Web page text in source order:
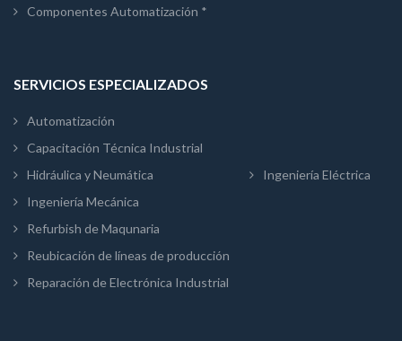
Componentes Automatización *
SERVICIOS ESPECIALIZADOS
Automatización
Capacitación Técnica Industrial
Hidráulica y Neumática
Ingeniería Eléctrica
Ingeniería Mecánica
Refurbish de Maqunaria
Reubicación de líneas de producción
Reparación de Electrónica Industrial